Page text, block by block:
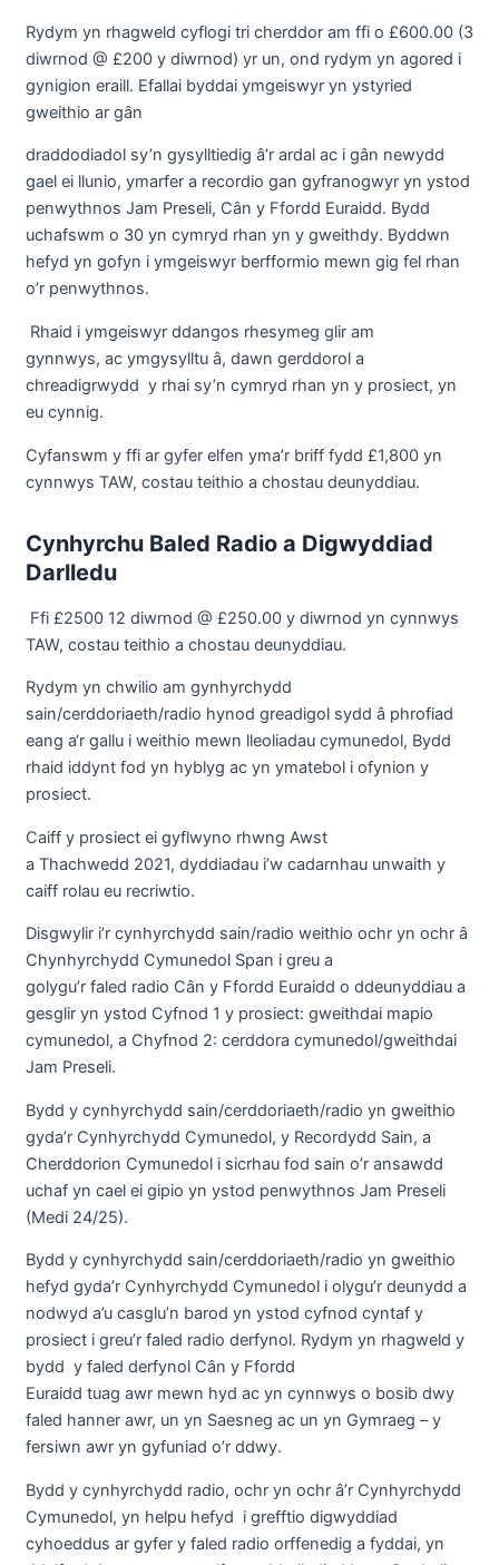
Rydym yn rhagweld cyflogi tri cherddor am ffi o £600.00 (3
diwrnod @ £200 y diwrnod) yr un, ond rydym yn agored i
gynigion eraill. Efallai byddai ymgeiswyr yn ystyried
gweithio ar gân
draddodiadol sy’n gysylltiedig â’r ardal ac i gân newydd
gael ei llunio, ymarfer a recordio gan gyfranogwyr yn ystod
penwythnos Jam Preseli, Cân y Ffordd Euraidd. Bydd
uchafswm o 30 yn cymryd rhan yn y gweithdy. Byddwn
hefyd yn gofyn i ymgeiswyr berfformio mewn gig fel rhan
o’r penwythnos.
Rhaid i ymgeiswyr ddangos rhesymeg glir am
gynnwys, ac ymgysylltu â, dawn gerddorol a
chreadigrwydd y rhai sy’n cymryd rhan yn y prosiect, yn
eu cynnig.
Cyfanswm y ffi ar gyfer elfen yma’r briff fydd £1,800 yn
cynnwys TAW, costau teithio a chostau deunyddiau.
Cynhyrchu Baled Radio a Digwyddiad
Darlledu
Ffi £2500 12 diwrnod @ £250.00 y diwrnod yn cynnwys
TAW, costau teithio a chostau deunyddiau.
Rydym yn chwilio am gynhyrchydd
sain/cerddoriaeth/radio hynod greadigol sydd â phrofiad
eang a‘r gallu i weithio mewn lleoliadau cymunedol, Bydd
rhaid iddynt fod yn hyblyg ac yn ymatebol i ofynion y
prosiect.
Caiff y prosiect ei gyflwyno rhwng Awst
a Thachwedd 2021, dyddiadau i’w cadarnhau unwaith y
caiff rolau eu recriwtio.
Disgwylir i’r cynhyrchydd sain/radio weithio ochr yn ochr â
Chynhyrchydd Cymunedol Span i greu a
golygu’r faled radio Cân y Ffordd Euraidd o ddeunyddiau a
gesglir yn ystod Cyfnod 1 y prosiect: gweithdai mapio
cymunedol, a Chyfnod 2: cerddora cymunedol/gweithdai
Jam Preseli.
Bydd y cynhyrchydd sain/cerddoriaeth/radio yn gweithio
gyda’r Cynhyrchydd Cymunedol, y Recordydd Sain, a
Cherddorion Cymunedol i sicrhau fod sain o’r ansawdd
uchaf yn cael ei gipio yn ystod penwythnos Jam Preseli
(Medi 24/25).
Bydd y cynhyrchydd sain/cerddoriaeth/radio yn gweithio
hefyd gyda’r Cynhyrchydd Cymunedol i olygu’r deunydd a
nodwyd a’u casglu’n barod yn ystod cyfnod cyntaf y
prosiect i greu’r faled radio derfynol. Rydym yn rhagweld y
bydd y faled derfynol Cân y Ffordd
Euraidd tuag awr mewn hyd ac yn cynnwys o bosib dwy
faled hanner awr, un yn Saesneg ac un yn Gymraeg – y
fersiwn awr yn gyfuniad o’r ddwy.
Bydd y cynhyrchydd radio, ochr yn ochr â’r Cynhyrchydd
Cymunedol, yn helpu hefyd i grefftio digwyddiad
cyhoeddus ar gyfer y faled radio orffenedig a fyddai, yn